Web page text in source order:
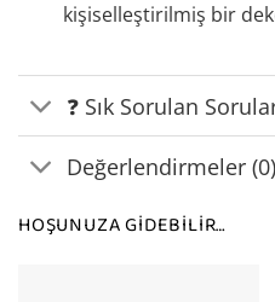
kişiselleştirilmiş bir
❓ Sık Sorulan
Değerlendirmeler (0)
HOŞUNUZA GIDEBILIR…